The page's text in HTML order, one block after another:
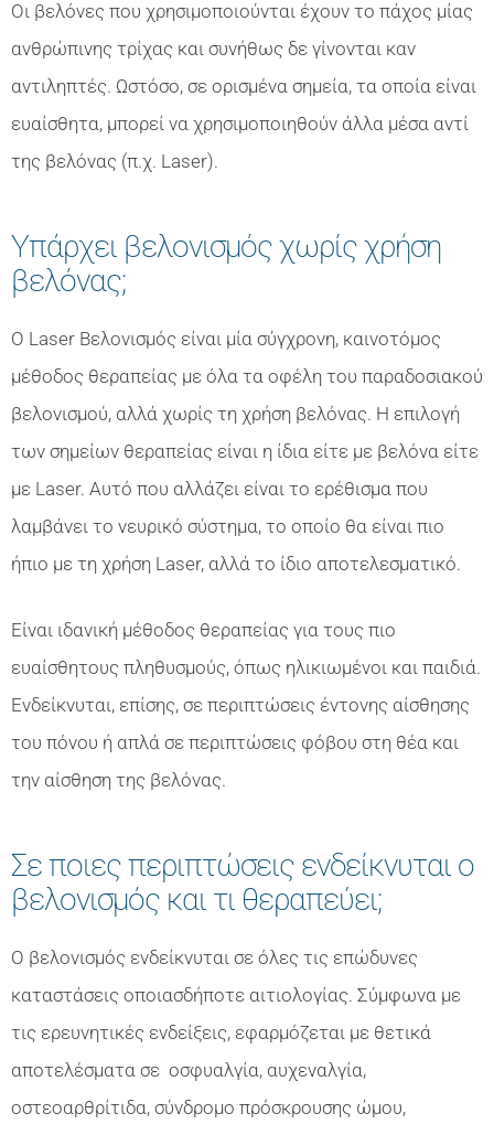
Οι βελόνες που χρησιμοποιούνται έχουν το πάχος μίας
ανθρώπινης τρίχας και συνήθως δε γίνονται καν
αντιληπτές. Ωστόσο, σε ορισμένα σημεία, τα οποία είναι
ευαίσθητα, μπορεί να χρησιμοποιηθούν άλλα μέσα αντί
της βελόνας (π.χ. Laser).
Υπάρχει βελονισμός χωρίς χρήση
βελόνας;
Ο Laser Βελονισμός είναι μία σύγχρονη, καινοτόμος
μέθοδος θεραπείας με όλα τα οφέλη του παραδοσιακού
βελονισμού, αλλά χωρίς τη χρήση βελόνας. Η επιλογή
των σημείων θεραπείας είναι η ίδια είτε με βελόνα είτε
με Laser. Αυτό που αλλάζει είναι το ερέθισμα που
λαμβάνει το νευρικό σύστημα, το οποίο θα είναι πιο
ήπιο με τη χρήση Laser, αλλά το ίδιο αποτελεσματικό.
Είναι ιδανική μέθοδος θεραπείας για τους πιο
ευαίσθητους πληθυσμούς, όπως ηλικιωμένοι και παιδιά.
Ενδείκνυται, επίσης, σε περιπτώσεις έντονης αίσθησης
του πόνου ή απλά σε περιπτώσεις φόβου στη θέα και
την αίσθηση της βελόνας.
Σε ποιες περιπτώσεις ενδείκνυται ο
βελονισμός και τι θεραπεύει;
Ο βελονισμός ενδείκνυται σε όλες τις επώδυνες
καταστάσεις οποιασδήποτε αιτιολογίας. Σύμφωνα με
τις ερευνητικές ενδείξεις, εφαρμόζεται με θετικά
αποτελέσματα σε οσφυαλγία, αυχεναλγία,
οστεοαρθρίτιδα, σύνδρομο πρόσκρουσης ώμου,